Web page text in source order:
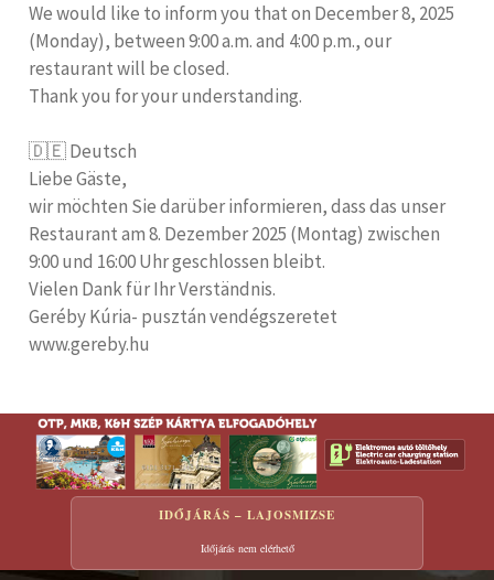
We would like to inform you that on December 8, 2025
(Monday), between 9:00 a.m. and 4:00 p.m., our
restaurant will be closed.
Thank you for your understanding.
🇩🇪 Deutsch
Liebe Gäste,
wir möchten Sie darüber informieren, dass das unser
Restaurant am 8. Dezember 2025 (Montag) zwischen
9:00 und 16:00 Uhr geschlossen bleibt.
Vielen Dank für Ihr Verständnis.
Geréby Kúria- pusztán vendégszeretet
www.gereby.hu
IDŐJÁRÁS – LAJOSMIZSE
Időjárás nem elérhető